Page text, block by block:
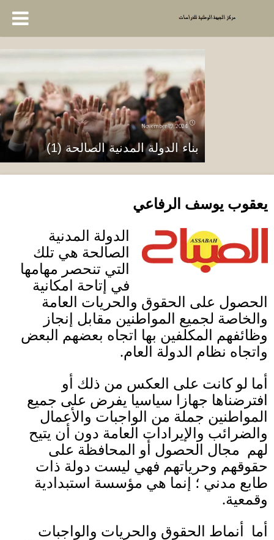
November 19, 2024
بناء الدولة المدنية الصالحة (1)
يعقوب يوسف الرفاعي
الدولة المدنية
الصالحة هي تلك
التي تنحصر مهامها
في إتاحة امكانية
الحصول على الحقوق والحريات العامة
والخاصة لجميع المواطنين مقابل إنجاز
وظائفهم المكلفين بها اتجاه بعضهم البعض
واتجاه نظام الدولة العام.
أما لو كانت على العكس من ذلك أو
افترضناها جهازا سياسيا يفرض على جميع
المواطنين جملة من الواجبات والأعمال
والضرائب والإيرادات العامة دون أن يتيح
لهم مجال الحصول أو المحافظة على
حقوقهم وحرياتهم فهي ليست دولة ذات
طابع مدني ؛ إنما هي مؤسسة استبدادية
وقمعية.
أما أنماط الحقوق والحريات والواجبات